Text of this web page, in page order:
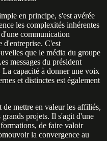
en principe, s'est avérée
les complexités inhérentes
communication
d'entreprise. C'est
que le média du groupe
messages du président
capacité à donner une voix
et distinctes est également
mettre en valeur les affiliés,
grands projets. Il s'agit d'une
de faire valoir
la convergence au